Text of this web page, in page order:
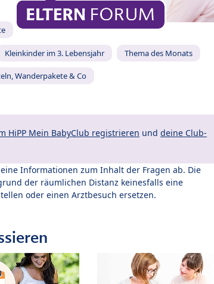
Kleinkinder im 3. Lebensjahr Thema des Monats
Wanderpakete & Co
HiPP Mein BabyClub registrieren und deine Club-
Informationen zum Inhalt der Fragen ab. Die
der räumlichen Distanz keinesfalls eine
oder einen Arztbesuch ersetzen.